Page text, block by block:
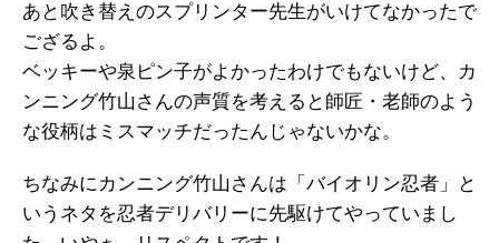
あと吹き替えのスプリンター先生がいけてなかったで
ござるよ。
ベッキーや泉ピン子がよかったわけでもないけど、カ
ンニング竹山さんの声質を考えると師匠・老師のよう
な役柄はミスマッチだったんじゃないかな。
ちなみにカンニング竹山さんは「バイオリン忍者」と
いうネタを忍者デリバリーに先駆けてやっていまし